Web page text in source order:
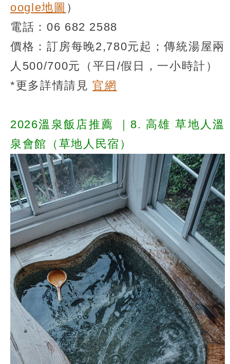
oogle地圖 ）
電話：06 682 2588
價格：訂房每晚2,780元起；傳統湯屋兩
人500/700元（平日/假日，一小時計）
*更多詳情請見官網
2026溫泉飯店推薦
｜8. 高雄 草地人溫
泉會館（草地人民宿）